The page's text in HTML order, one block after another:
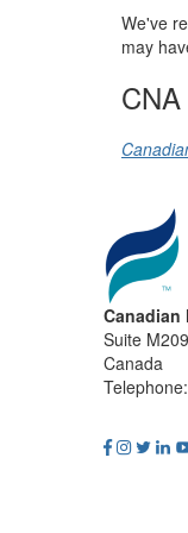
We've
may
Canadian
Suite
Canada